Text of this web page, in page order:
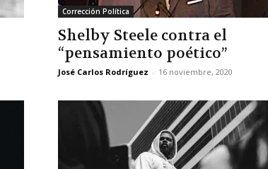
Corrección Política
Shelby Steele contra el
“pensamiento poético”
José Carlos Rodríguez - 16 noviembre, 2020